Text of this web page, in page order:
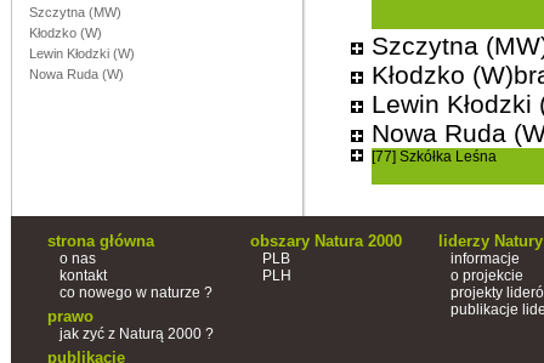
Szczytna (MW)
Kłodzko (W)
Lewin Kłodzki (W)
Nowa Ruda (W)
Szczytna
Kłodzko
Lewin
Nowa Ruda
[77] Szkółka Leśna
strona główna
o nas
kontakt
co nowego w naturze ?
prawo
jak zyć z Naturą 2000 ?
publikacje
obszary Natura 2000
PLB
PLH
liderzy Natury
informacje
o projekcie
projekty
publikacje